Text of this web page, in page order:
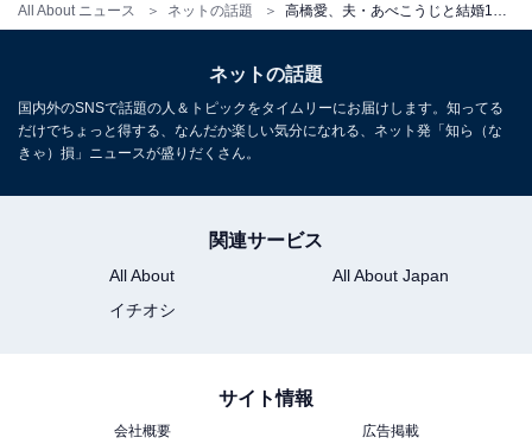
All About ニュース ネットの話題
ネットの話題
国内外のSNSで話題の人＆トピックをタイムリーにお届けします。知ってる
だけでちょっと得する、なんだか楽しい気分になれる、ネット発「知ら（な
きゃ）損」ニュースが盛りだくさん。
関連サービス
All About
All About Japan
イチオシ
サイト情報
会社概要
広告掲載